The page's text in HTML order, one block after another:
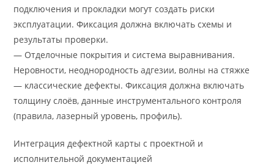
подключения и прокладки могут создать риски
эксплуатации. Фиксация должна включать схемы и
результаты проверки.
— Отделочные покрытия и система выравнивания.
Неровности, неоднородность адгезии, волны на стяжке
— классические дефекты. Фиксация должна включать
толщину слоёв, данные инструментального контроля
(правила, лазерный уровень, профиль).
Интеграция дефектной карты с проектной и
исполнительной документацией